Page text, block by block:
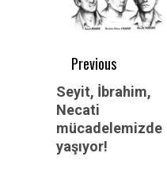
Post
navigation
Previous
Previous
post:
Seyit, İbrahim,
Necati
mücadelemizde
yaşıyor!